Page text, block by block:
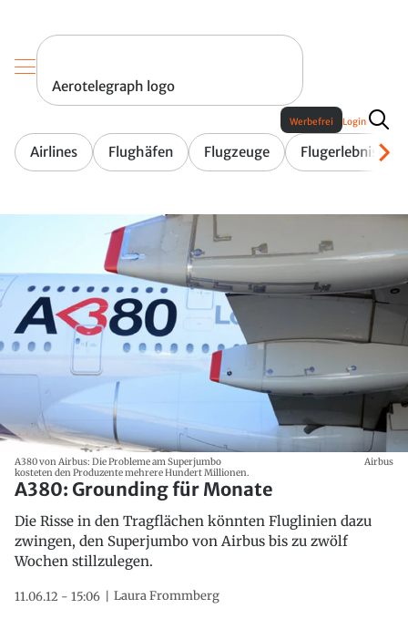
Aerotelegraph logo
Airlines Flughäfen Flugzeuge Flugerlebnis
Werbefrei Login
A380 von Airbus: Die Probleme am Superjumbo
kosteten den Produzente mehrere Hundert Millionen.
Airbus
A380: Grounding für Monate
Die Risse in den Tragflächen könnten Fluglinien dazu
zwingen, den Superjumbo von Airbus bis zu zwölf
Wochen stillzulegen.
11.06.12 - 15:06 Laura Frommberg